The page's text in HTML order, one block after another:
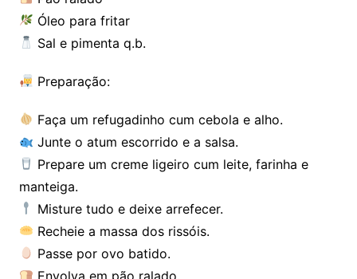
Óleo para fritar
Sal e pimenta q.b.
Preparação:
Faça um refugadinho cum cebola e alho.
Junte o atum escorrido e a salsa.
Prepare um creme ligeiro cum leite, farinha e
manteiga.
Misture tudo e deixe arrefecer.
Recheie a massa dos rissóis.
Passe por ovo batido.
Envolva em pão ralado.